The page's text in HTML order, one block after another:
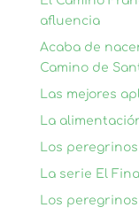
afluencia
Acaba de
Camino de
Las mejores
La
Los
La serie El
Los